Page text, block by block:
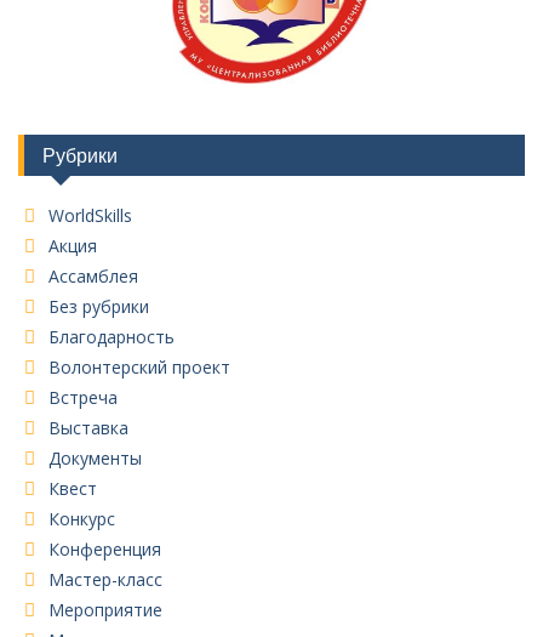
Рубрики
WorldSkills
Акция
Ассамблея
Без рубрики
Благодарность
Волонтерский проект
Встреча
Выставка
Документы
Квест
Конкурс
Конференция
Мастер-класс
Мероприятие